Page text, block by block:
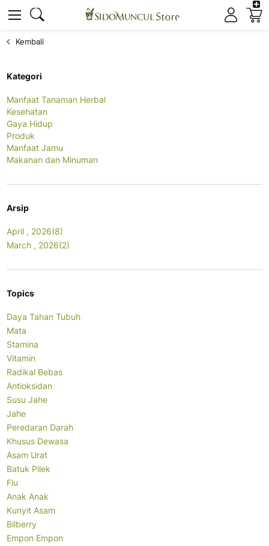
Kembali
Kategori
Manfaat Tanaman Herbal
Kesehatan
Gaya Hidup
Produk
Manfaat Jamu
Makanan dan Minuman
Arsip
April , 2026(8)
March , 2026(2)
Topics
Daya Tahan Tubuh
Mata
Stamina
Vitamin
Radikal Bebas
Antioksidan
Susu Jahe
Jahe
Peredaran Darah
Khusus Dewasa
Asam Urat
Batuk Pilek
Flu
Anak Anak
Kunyit Asam
Bilberry
Empon Empon